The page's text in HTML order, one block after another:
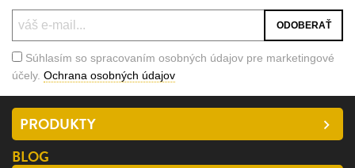
Súhlasím so spracovaním osobných údajov pre marketingové
účely. Ochrana osobných údajov
PRODUKTY
BLOG